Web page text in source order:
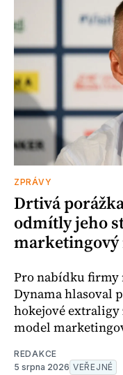
ZPRÁVY
Drtivá
odmítly jeho
marketingový
Pro nabídku
Dynama hlasoval
hokejové
model
REDAKCE
5 srpna 2026 VEŘEJNÉ